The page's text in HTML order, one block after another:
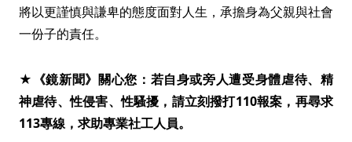
將以更謹慎與謙卑的態度面對人生，承擔身為父親與社會
一份子的責任。
★《鏡新聞》關心您：若自身或旁人遭受身體虐待、精
神虐待、性侵害、性騷擾，請立刻撥打110報案，再尋求
113專線，求助專業社工人員。